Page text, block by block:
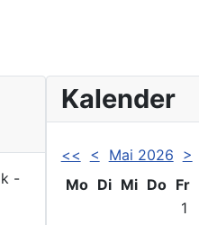
-
Kalender
<< < Mai 2026 >
Mo Di Mi Do Fr
1